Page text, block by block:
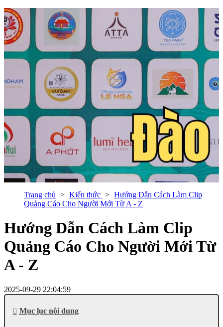
Trang chủ Kiến thức
Hướng Dẫn Cách Làm Clip
Quảng Cáo Cho Người Mới Từ A - Z
Hướng Dẫn Cách Làm Clip
Quảng Cáo Cho Người Mới Từ
A - Z
2025-09-29 22:04:59
Mục lục nội dung